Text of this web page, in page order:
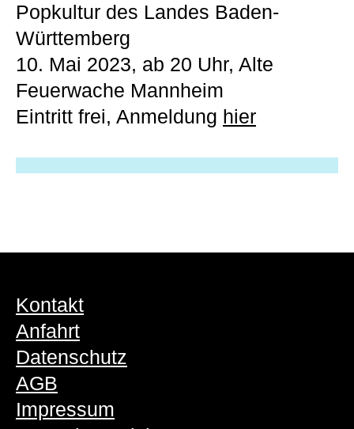
Popkultur des Landes Baden-
Württemberg
10. Mai 2023, ab 20 Uhr, Alte
Feuerwache Mannheim
Eintritt frei, Anmeldung hier
Kontakt
Anfahrt
Datenschutz
AGB
Impressum